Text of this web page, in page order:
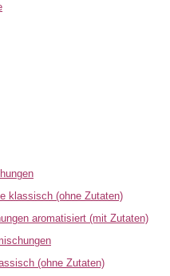
klassisch (ohne Zutaten)
aromatisiert (mit Zutaten)
(ohne Zutaten)